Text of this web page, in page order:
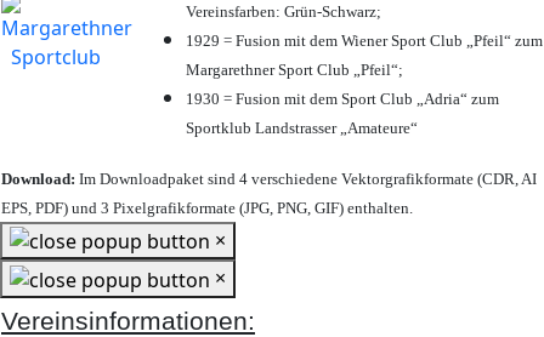
Vereinsfarben: Grün-Schwarz;
1929 = Fusion mit dem Wiener Sport Club „Pfeil“ zum
Margarethner Sport Club „Pfeil“;
1930 = Fusion mit dem Sport Club „Adria“ zum
Sportklub Landstrasser „Amateure“
Download: Im Downloadpaket sind 4 verschiedene Vektorgrafikformate (CDR, AI
EPS, PDF) und 3 Pixelgrafikformate (JPG, PNG, GIF) enthalten.
×
×
Vereinsinformationen: